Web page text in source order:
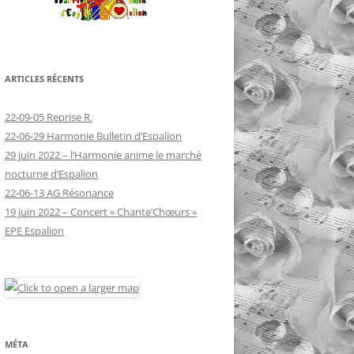
ARTICLES RÉCENTS
22-09-05 Reprise R.
22-06-29 Harmonie Bulletin d’Espalion
29 juin 2022 – l’Harmonie anime le marché
nocturne d’Espalion
22-06-13 AG Résonance
19 juin 2022 – Concert « Chante’Chœurs »
EPE Espalion
MÉTA